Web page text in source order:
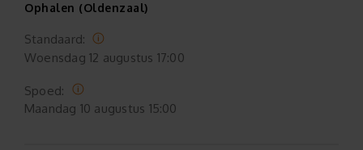
Ophalen (Oldenzaal)
Standaard:
Woensdag 12 augustus 17:00
Spoed:
Maandag 10 augustus 15:00